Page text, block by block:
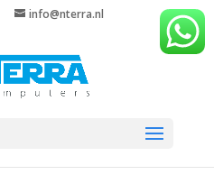
info@nterra.nl